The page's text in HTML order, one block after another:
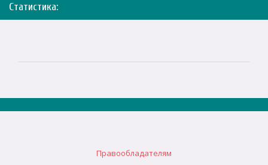
Статистика:
Правообладателям